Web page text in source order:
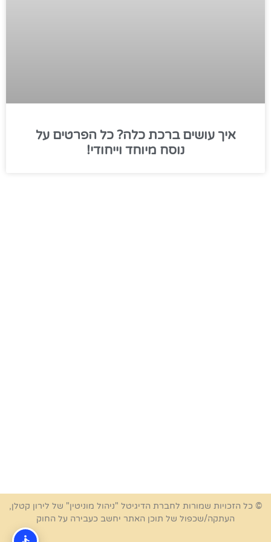
איך עושים ברכת כלה? כל הפרטים על
נוסח מיוחד וייחודי!
© כל הזכויות שמורות לחברת הדיגיטל "ניהול מוניטין" של לירון קטלן,
העתקה/שכפול של תוכן האתר יחשב כעבירה על החוק